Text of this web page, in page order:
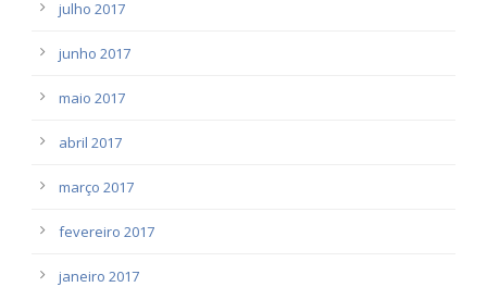
julho 2017
junho 2017
maio 2017
abril 2017
março 2017
fevereiro 2017
janeiro 2017